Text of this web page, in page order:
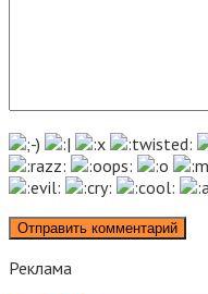
Реклама